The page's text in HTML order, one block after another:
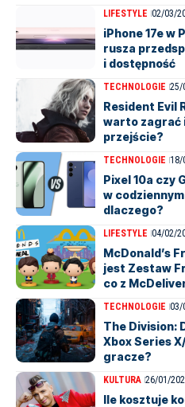
LIFESTYLE 02/03/
iPhone 17e w
rusza
i dostępność
TECHNOLOGIE 25/
Resident Evil
warto zagrać
przejście?
TECHNOLOGIE 18/
Pixel 10a czy
w
dlaczego?
LIFESTYLE 04/02/
McDonald’s
jest Zestaw
co z
TECHNOLOGIE 03/
The Division:
Xbox Series
gracze?
KULTURA 26/01/
Ile kosztuje